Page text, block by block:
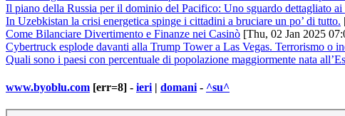
Il piano della Russia per il dominio del Pacifico: Uno sguardo dettagliato
In Uzebkistan la crisi energetica spinge i cittadini a bruciare un po’ di tutto.
Come Bilanciare Divertimento e Finanze nei Casinò [Thu, 02 Jan 2025
Cybertruck esplode davanti alla Trump Tower a Las Vegas. Terrorismo o
Quali sono i paesi con percentuale di popolazione maggiormente nata
www.byoblu.com [err=8] - ieri | domani - ^su^